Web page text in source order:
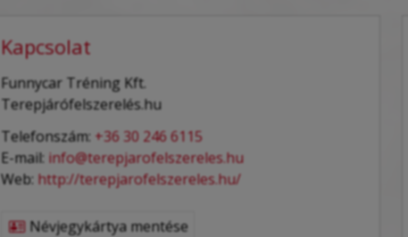
Kapcsolat
Funnycar Tréning Kft.
Terepjárófelszerelés.hu
Telefonszám: +36 30 246 6115
E-mail: info@terepjarofelszereles.hu
Web: http://terepjarofelszereles.hu/
Névjegykártya mentése